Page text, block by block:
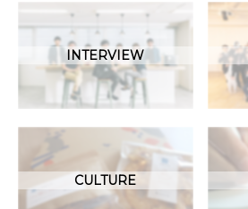
INTERVIEW
CULTURE